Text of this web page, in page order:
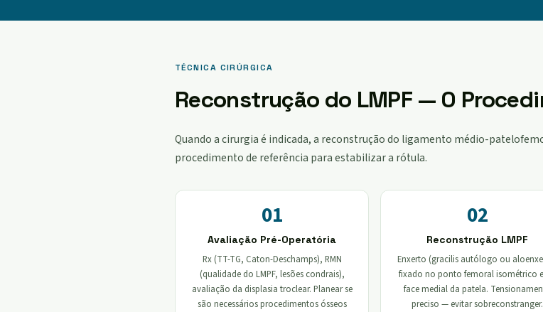
TÉCNICA CIRÚRGICA
Reconstrução do LMPF — O
Quando a cirurgia é indicada, a reconstrução do ligamento médio-
procedimento de referência para estabilizar a rótula.
01
Avaliação Pré-Operatória
Rx (TT-TG, Caton-Deschamps), RMN
(qualidade do LMPF, lesões condrais),
avaliação da displasia troclear. Planear se
são necessários procedimentos ósseos
02
Reconstrução LMPF
Enxerto (gracilis autólogo ou
fixado no ponto femoral isométrico
face medial da patela.
preciso — evitar sobreconstranger.